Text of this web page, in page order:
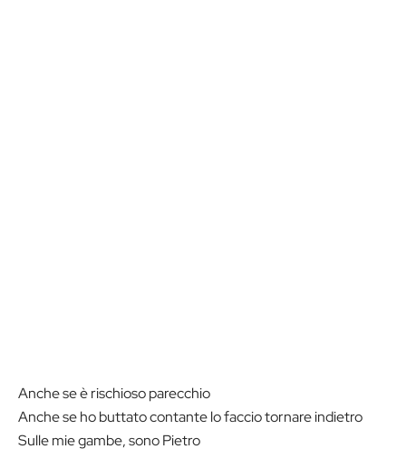
Anche se è rischioso parecchio
Anche se ho buttato contante lo faccio tornare indietro
Sulle mie gambe, sono Pietro